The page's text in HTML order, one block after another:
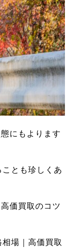
にもよります
とも珍しくあ
価買取のコツ
場｜高価買取